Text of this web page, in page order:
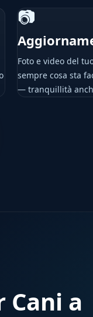
📷
Foto e video del
sempre cosa sta
— tranquillità
Cani a